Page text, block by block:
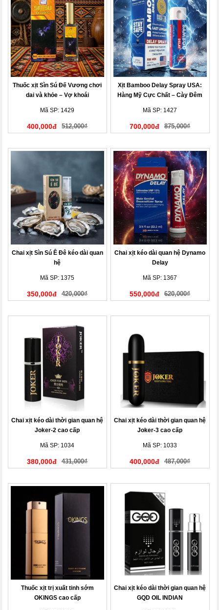
Thuốc xịt Sìn Sú Đế Vương chơi
dai và khỏe – Vợ khoái
Mã SP: 1429
400,000đ 512,000₫
Xịt Bamboo Delay Spray USA:
Hàng Mỹ Cực Chất – Cày Đêm
Mã SP: 1427
700,000đ 875,000₫
Chai xịt Sìn Sú Ê Đê kéo dài quan
hệ
Mã SP: 1375
350,000đ 420,000₫
Chai xịt kéo dài quan hệ Dynamo
Delay
Mã SP: 1367
550,000đ 620,000₫
Chai xịt kéo dài thời gian quan hệ
Joker-2 cao cấp
Mã SP: 1034
380,000đ 431,000₫
Chai xịt kéo dài thời gian quan hệ
Joker-3 cao cấp
Mã SP: 1033
400,000đ 487,000₫
Thuốc xịt trị xuất tinh sớm
OKINGS cao cấp
Chai xịt kéo dài thời gian quan hệ
GQD OIL INDIAN